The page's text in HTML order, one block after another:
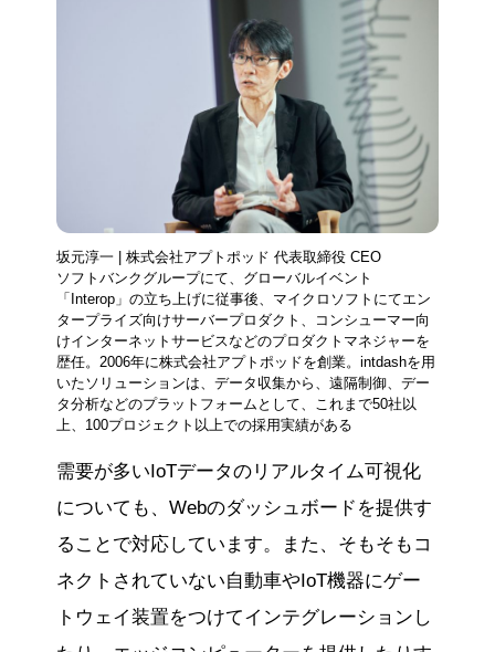
坂元淳一 | 株式会社アプトポッド 代表取締役 CEO
ソフトバンクグループにて、グローバルイベント
「Interop」の立ち上げに従事後、マイクロソフトにてエン
タープライズ向けサーバープロダクト、コンシューマー向
けインターネットサービスなどのプロダクトマネジャーを
歴任。2006年に株式会社アプトポッドを創業。intdashを用
いたソリューションは、データ収集から、遠隔制御、デー
タ分析などのプラットフォームとして、これまで50社以
上、100プロジェクト以上での採用実績がある
需要が多いIoTデータのリアルタイム可視化
についても、Webのダッシュボードを提供す
ることで対応しています。また、そもそもコ
ネクトされていない自動車やIoT機器にゲー
トウェイ装置をつけてインテグレーションし